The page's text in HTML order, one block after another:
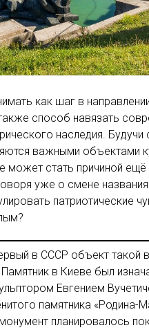
как шаг в
способ навязать
наследия. Будучи
важными объектами
может стать причиной
уже о смене
патриотические
в СССР объект такой
в Киеве был
Евгением
памятника «Родина-
планировалось